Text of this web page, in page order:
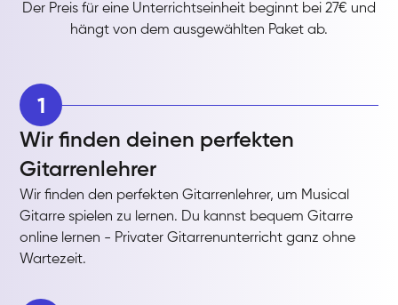
Der Preis für eine Unterrichtseinheit beginnt bei 27€ und
hängt von dem ausgewählten Paket ab.
1
Wir finden deinen perfekten
Gitarrenlehrer
Wir finden den perfekten Gitarrenlehrer, um Musical
Gitarre spielen zu lernen. Du kannst bequem Gitarre
online lernen - Privater Gitarrenunterricht ganz ohne
Wartezeit.